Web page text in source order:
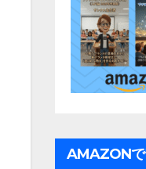
AMAZONで